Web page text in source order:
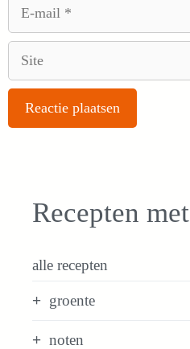
Recepten met
alle recepten
groente
noten